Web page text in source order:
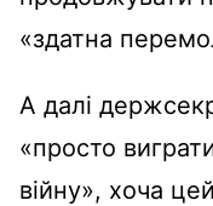
«здатна
А далі
«просто
війну», хоча